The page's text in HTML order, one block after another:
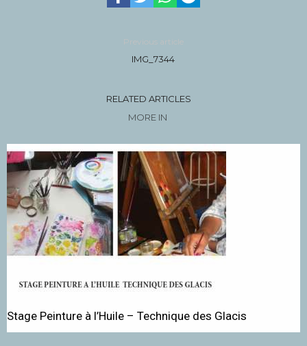
Previous article
IMG_7344
RELATED ARTICLES
MORE IN
Stage Peinture à l’Huile – Technique des Glacis